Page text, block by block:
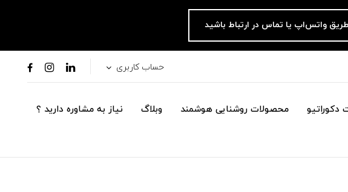
واتس‌اپ یا تماس در ارتباط باشید
حساب کاربری
دکوراتیو محصولات روشنایی هوشمند وبلاگ نیاز به مشاوره دارید ؟